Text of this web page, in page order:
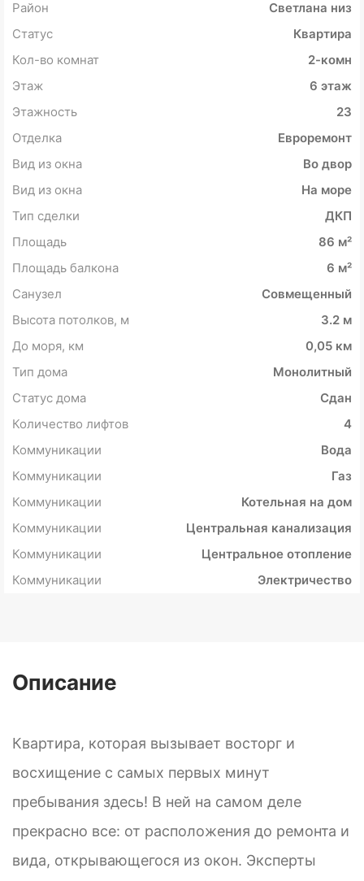
Район
Светлана низ
Статус
Квартира
Кол-во комнат
2-комн
Этаж
6 этаж
Этажность
23
Отделка
Евроремонт
Вид из окна
Во двор
Вид из окна
На море
Тип сделки
ДКП
Площадь
86 м²
Площадь балкона
6 м²
Санузел
Совмещенный
Высота потолков, м
3.2 м
До моря, км
0,05 км
Тип дома
Монолитный
Статус дома
Сдан
Количество лифтов
4
Коммуникации
Вода
Коммуникации
Газ
Коммуникации
Котельная на дом
Коммуникации
Центральная канализация
Коммуникации
Центральное отопление
Коммуникации
Электричество
Описание
Квартира, которая вызывает восторг и
восхищение с самых первых минут
пребывания здесь! В ней на самом деле
прекрасно все: от расположения до ремонта и
вида, открывающегося из окон. Эксперты